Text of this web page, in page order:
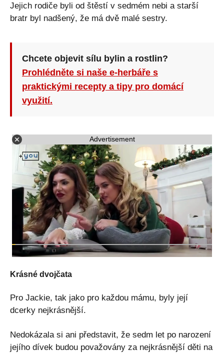
Jejich rodiče byli od štěstí v sedmém nebi a starší
bratr byl nadšený, že má dvě malé sestry.
Chcete objevit sílu bylin a rostlin?
Prohlédněte si naše e-herbáře s
praktickými recepty a tipy pro domácí
využití.
Advertisement
Krásné dvojčata
Pro Jackie, tak jako pro každou mámu, byly její
dcerky nejkrásnější.
Nedokázala si ani představit, že sedm let po narození
jejího dívek budou považovány za nejkrásnější děti na